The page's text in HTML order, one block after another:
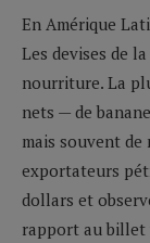
En Amérique
Les devises de
nourriture. La
nets — de
mais souvent de
exportateurs
dollars et
rapport au billet